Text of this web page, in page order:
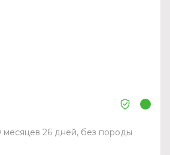
месяцев 26 дней, без породы